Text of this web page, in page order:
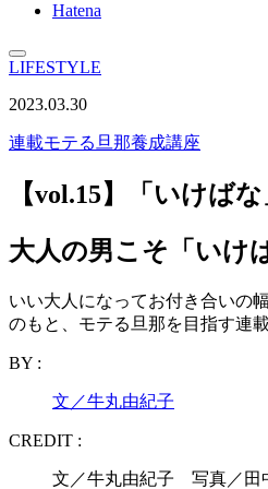
Hatena
LIFESTYLE
2023.03.30
連載モテる旦那養成講座
【vol.15】「いけば
大人の男こそ「いけ
いい大人になってお付き合いの
のもと、モテる旦那を目指す連
BY :
文／牛丸由紀子
CREDIT :
文／牛丸由紀子 写真／田